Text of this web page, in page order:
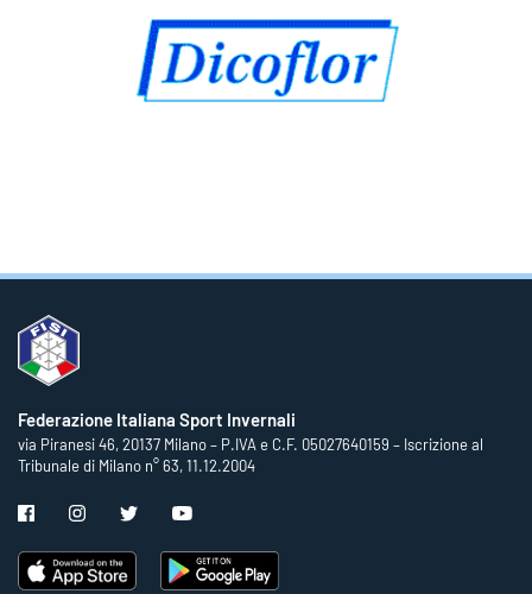
Federazione Italiana Sport Invernali
via Piranesi 46, 20137 Milano – P.IVA e C.F. 05027640159 – Iscrizione al
Tribunale di Milano n° 63, 11.12.2004